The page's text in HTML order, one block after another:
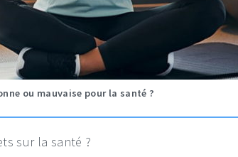
ou mauvaise pour la santé ?
sur la santé ?